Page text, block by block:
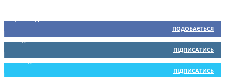
ПОДОБАЄТЬСЯ
0 Підписників
ПІДПИСАТИСЬ
234 Підписників
ПІДПИСАТИСЬ